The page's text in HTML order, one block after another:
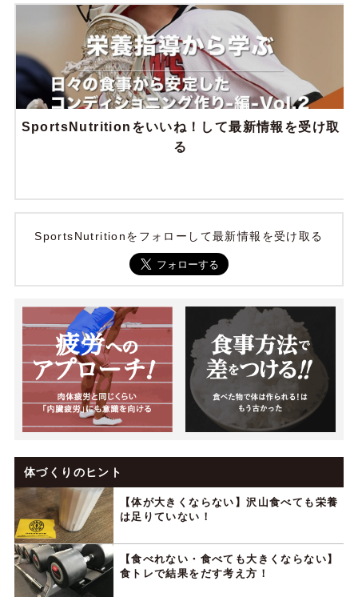
SportsNutritionをいいね！して最新情報を受け取
る
SportsNutritionをフォローして最新情報を受け取る
体づくりのヒント
【体が大きくならない】沢山食べても栄養
は足りていない！
【食べれない・食べても大きくならない】
食トレで結果をだす考え方！